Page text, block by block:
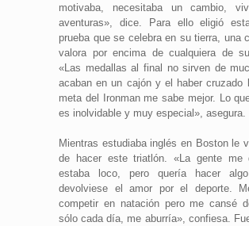
motivaba, necesitaba un cambio,
aventuras», dice. Para ello eligió
prueba que se celebra en su tierra, una
valora por encima de cualquiera de
«Las medallas al final no sirven de
acaban en un cajón y el haber cruzado
meta del Ironman me sabe mejor. Lo
es inolvidable y muy especial», asegura.
Mientras estudiaba inglés en Boston le
de hacer este triatlón. «La gente me
estaba loco, pero quería hacer
devolviese el amor por el deporte.
competir en natación pero me cansé
sólo cada día, me aburría», confiesa.